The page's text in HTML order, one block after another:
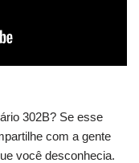
302B? Se esse
com a gente
você desconhecia.